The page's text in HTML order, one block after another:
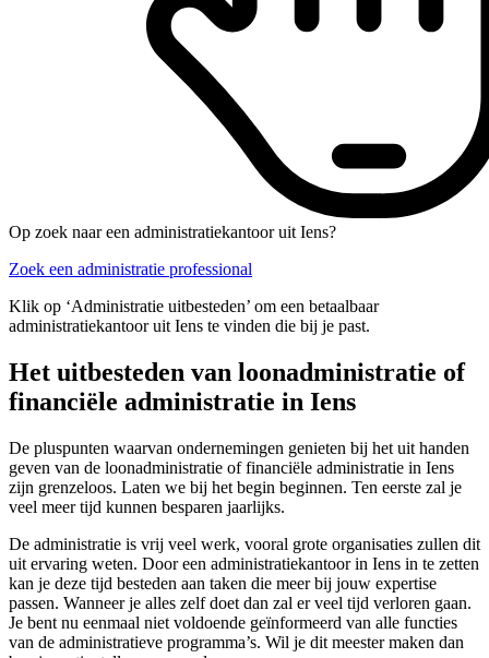
Op zoek naar een administratiekantoor uit Iens?
Zoek een administratie professional
Klik op ‘Administratie uitbesteden’ om een betaalbaar
administratiekantoor uit Iens te vinden die bij je past.
Het uitbesteden van loonadministratie of
financiële administratie in Iens
De pluspunten waarvan ondernemingen genieten bij het uit handen
geven van de loonadministratie of financiële administratie in Iens
zijn grenzeloos. Laten we bij het begin beginnen. Ten eerste zal je
veel meer tijd kunnen besparen jaarlijks.
De administratie is vrij veel werk, vooral grote organisaties zullen dit
uit ervaring weten. Door een administratiekantoor in Iens in te zetten
kan je deze tijd besteden aan taken die meer bij jouw expertise
passen. Wanneer je alles zelf doet dan zal er veel tijd verloren gaan.
Je bent nu eenmaal niet voldoende geïnformeerd van alle functies
van de administratieve programma’s. Wil je dit meester maken dan